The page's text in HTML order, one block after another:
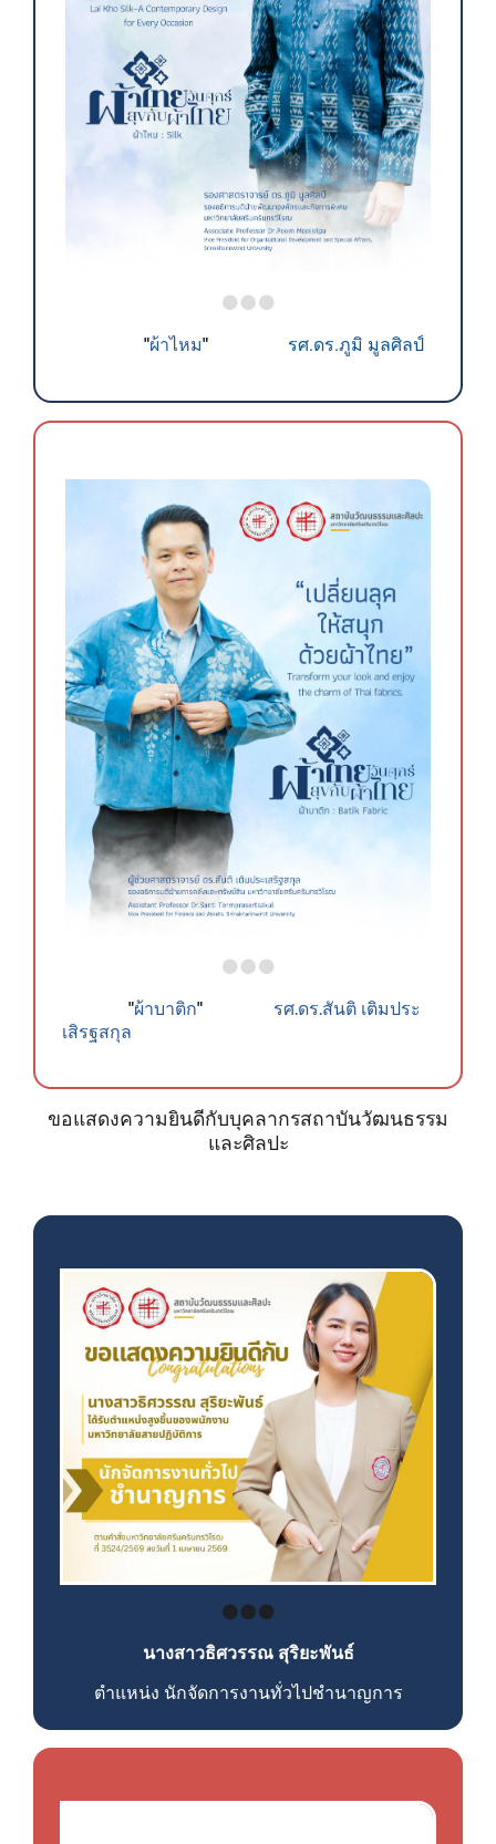
"ผ้าไหม" รศ.ดร.ภูมิ มูลศิลป์
"ผ้าบาติก" รศ.ดร.สันติ เติมประ
เสิรฐสกุล
ขอแสดงความยินดีกับบุคลากรสถาบันวัฒนธรรม
และศิลปะ
นางสาวธิศวรรณ สุริยะพันธ์
ตำแหน่ง นักจัดการงานทั่วไปชำนาญการ